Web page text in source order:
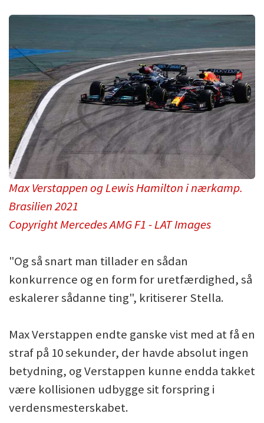
Max Verstappen og Lewis Hamilton i nærkamp.
Brasilien 2021
Copyright Mercedes AMG F1 - LAT Images
"Og så snart man tillader en sådan
konkurrence og en form for uretfærdighed, så
eskalerer sådanne ting", kritiserer Stella.
Max Verstappen endte ganske vist med at få en
straf på 10 sekunder, der havde absolut ingen
betydning, og Verstappen kunne endda takket
være kollisionen udbygge sit forspring i
verdensmesterskabet.